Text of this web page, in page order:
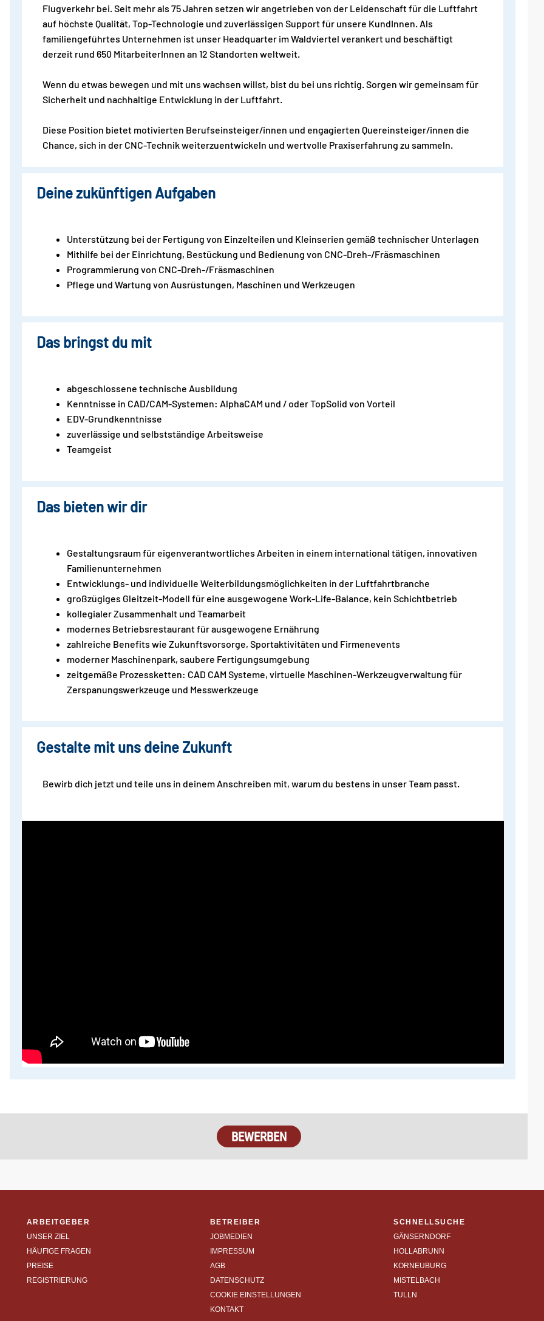
Flugverkehr bei. Seit mehr als 75 Jahren setzen wir angetrieben von der Leidenschaft für die Luftfahrt
auf höchste Qualität, Top-Technologie und zuverlässigen Support für unsere KundInnen. Als
familiengeführtes Unternehmen ist unser Headquarter im Waldviertel verankert und beschäftigt
derzeit rund 650 MitarbeiterInnen an 12 Standorten weltweit.
Wenn du etwas bewegen und mit uns wachsen willst, bist du bei uns richtig. Sorgen wir gemeinsam für
Sicherheit und nachhaltige Entwicklung in der Luftfahrt.
Diese Position bietet motivierten Berufseinsteiger/innen und engagierten Quereinsteiger/innen die
Chance, sich in der CNC-Technik weiterzuentwickeln und wertvolle Praxiserfahrung zu sammeln.
Deine zukünftigen Aufgaben
Unterstützung bei der Fertigung von Einzelteilen und Kleinserien gemäß technischer Unterlagen
Mithilfe bei der Einrichtung, Bestückung und Bedienung von CNC-Dreh-/Fräsmaschinen
Programmierung von CNC-Dreh-/Fräsmaschinen
Pflege und Wartung von Ausrüstungen, Maschinen und Werkzeugen
Das bringst du mit
abgeschlossene technische Ausbildung
Kenntnisse in CAD/CAM-Systemen: AlphaCAM und / oder TopSolid von Vorteil
EDV-Grundkenntnisse
zuverlässige und selbstständige Arbeitsweise
Teamgeist
Das bieten wir dir
Gestaltungsraum für eigenverantwortliches Arbeiten in einem international tätigen, innovativen
Familienunternehmen
Entwicklungs- und individuelle Weiterbildungsmöglichkeiten in der Luftfahrtbranche
großzügiges Gleitzeit-Modell für eine ausgewogene Work-Life-Balance, kein Schichtbetrieb
kollegialer Zusammenhalt und Teamarbeit
modernes Betriebsrestaurant für ausgewogene Ernährung
zahlreiche Benefits wie Zukunftsvorsorge, Sportaktivitäten und Firmenevents
moderner Maschinenpark, saubere Fertigungsumgebung
zeitgemäße Prozessketten: CAD CAM Systeme, virtuelle Maschinen-Werkzeugverwaltung für
Zerspanungswerkzeuge und Messwerkzeuge
Gestalte mit uns deine Zukunft
Bewirb dich jetzt und teile uns in deinem Anschreiben mit, warum du bestens in unser Team passt.
ARBEITGEBER
UNSER ZIEL
HÄUFIGE FRAGEN
PREISE
REGISTRIERUNG
BETREIBER
JOBMEDIEN
IMPRESSUM
AGB
DATENSCHUTZ
COOKIE EINSTELLUNGEN
KONTAKT
SCHNELLSUCHE
GÄNSERNDORF
HOLLABRUNN
KORNEUBURG
MISTELBACH
TULLN